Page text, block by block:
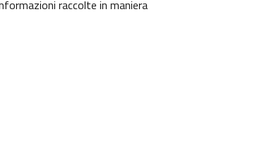
raccolte in maniera